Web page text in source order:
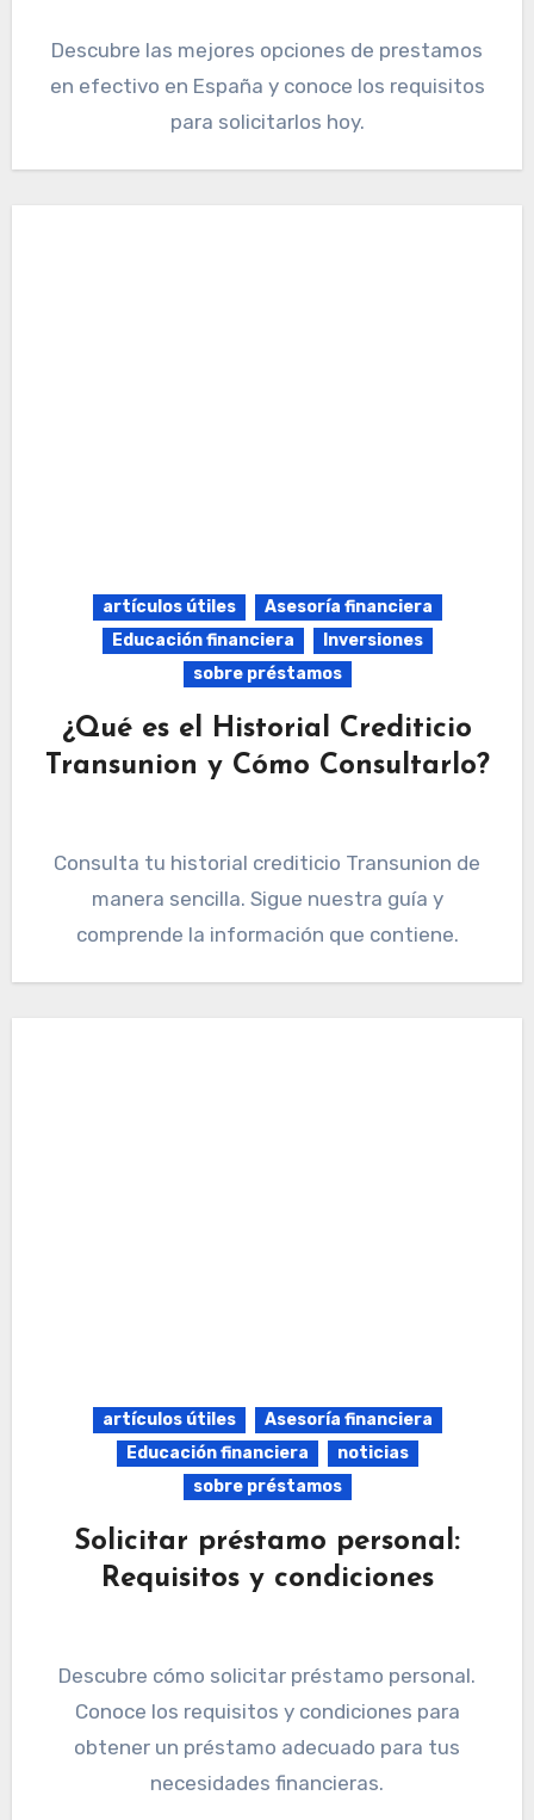
Descubre las mejores opciones de prestamos
en efectivo en España y conoce los requisitos
para solicitarlos hoy.
artículos útiles
Asesoría financiera
Educación financiera
Inversiones
sobre préstamos
¿Qué es el Historial Crediticio
Transunion y Cómo Consultarlo?
Consulta tu historial crediticio Transunion de
manera sencilla. Sigue nuestra guía y
comprende la información que contiene.
artículos útiles
Asesoría financiera
Educación financiera
noticias
sobre préstamos
Solicitar préstamo personal:
Requisitos y condiciones
Descubre cómo solicitar préstamo personal.
Conoce los requisitos y condiciones para
obtener un préstamo adecuado para tus
necesidades financieras.